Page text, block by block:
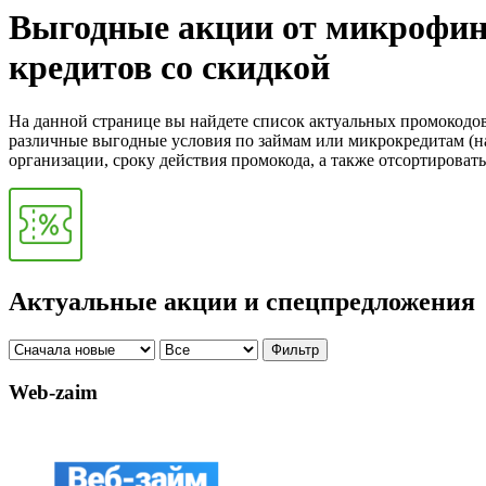
Выгодные акции от
кредитов со скидкой
На данной странице вы найдете список актуальных
различные выгодные условия по займам или микрокредитам
организации, сроку действия промокода, а также
Актуальные акции и спецпредложения
Фильтр
Web-zaim